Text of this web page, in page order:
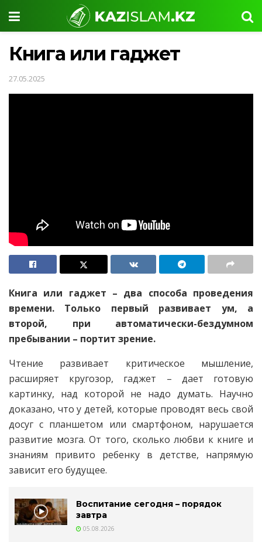
Книга или гаджет
27.05.2025
Книга или гаджет – два способа проведения
времени. Только первый развивает ум, а
второй, при автоматически-бездумном
пребывании – портит зрение.
Чтение развивает критическое мышление,
расширяет кругозор, гаджет – дает готовую
картинку, над которой не надо думать. Научно
доказано, что у детей, которые проводят весь свой
досуг с планшетом или смартфоном, нарушается
развитие мозга. От того, сколько любви к книге и
знаниям привито ребенку в детстве, напрямую
зависит его будущее.
Воспитание сегодня – порядок
завтра
05.08.2026